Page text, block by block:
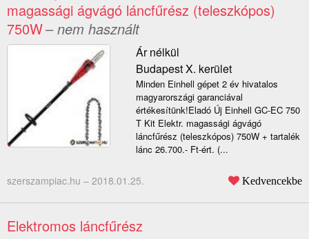
magassági ágvágó láncfűrész (teleszkópos)
750W– nem használt
Ár nélkül
Budapest X. kerület
Minden Einhell gépet 2 év hivatalos
magyarországi garanciával
értékesítünk!Eladó Új Einhell GC-EC 750
T Kit Elektr. magassági ágvágó
láncfűrész (teleszkópos) 750W + tartalék
lánc 26.700.- Ft-ért. (...
szerszampiac.hu – 2018.01.25. Kedvencekbe
Elektromos láncfűrész